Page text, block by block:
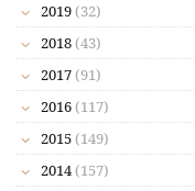
2019 (32)
2018 (43)
2017 (91)
2016 (117)
2015 (149)
2014 (157)